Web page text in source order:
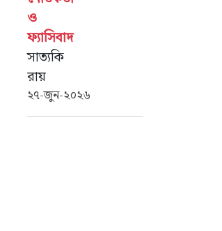
ও
ফ্যাসিবাদ
সাত্যকি
রায়
২৭-জুন-২০২৬